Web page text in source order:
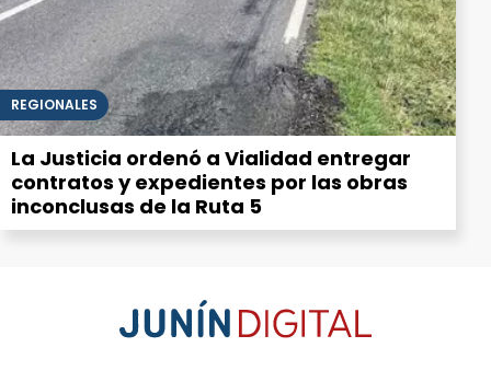
REGIONALES
La Justicia ordenó a Vialidad entregar
contratos y expedientes por las obras
inconclusas de la Ruta 5